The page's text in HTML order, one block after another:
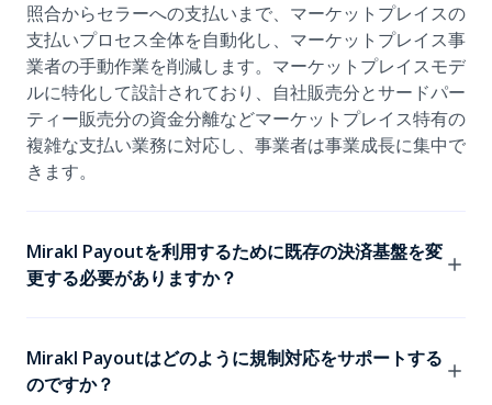
照合からセラーへの支払いまで、マーケットプレイスの
支払いプロセス全体を自動化し、マーケットプレイス事
業者の手動作業を削減します。マーケットプレイスモデ
ルに特化して設計されており、自社販売分とサードパー
ティー販売分の資金分離などマーケットプレイス特有の
複雑な支払い業務に対応し、事業者は事業成長に集中で
きます。
Mirakl Payoutを利用するために既存の決済基盤を変
更する必要がありますか？
存しないため、あらゆる決済サービスプロバイダー
（PSP）と併用できます。現在のチェックアウト体験を
Mirakl Payoutはどのように規制対応をサポートする
のですか？